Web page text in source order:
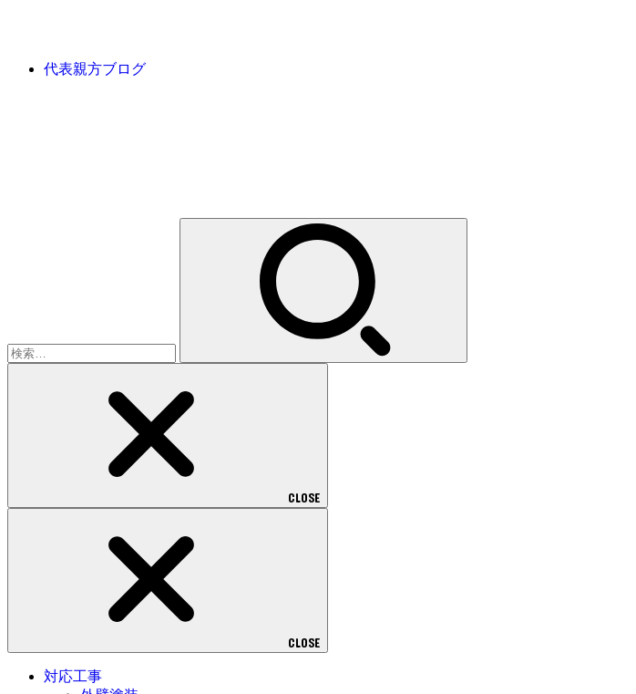
代表親方ブログ
CLOSE
CLOSE
対応工事